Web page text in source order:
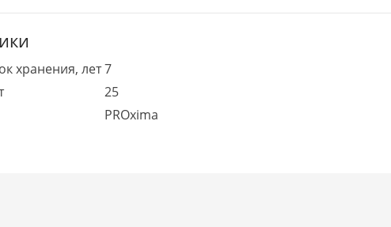
хранения, лет7
25
PROxima